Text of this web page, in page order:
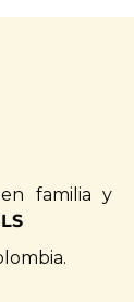
en familia y